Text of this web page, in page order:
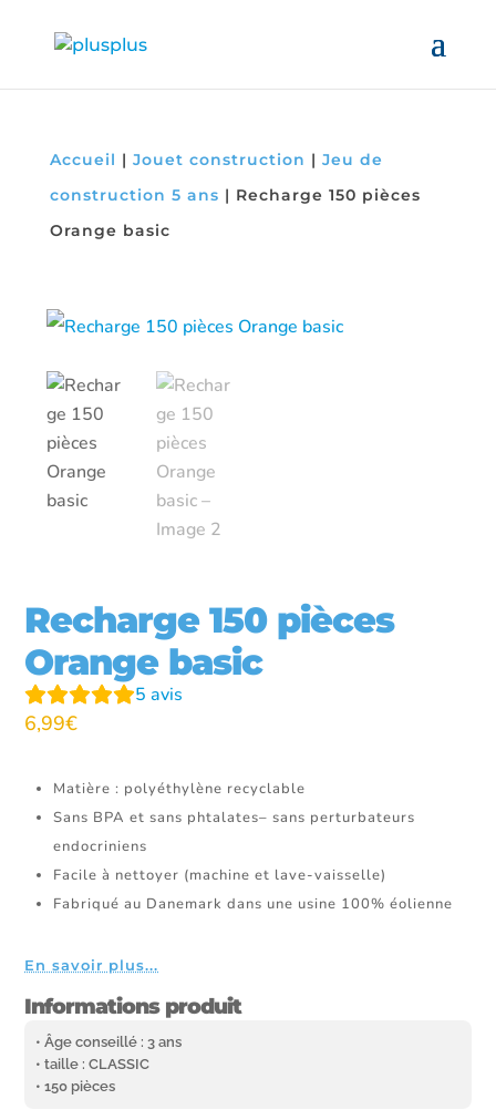
Accueil | Jouet construction | Jeu de
construction 5 ans | Recharge 150 pièces
Orange basic
Recharge 150 pièces
Orange basic
5 avis
6,99€
Matière : polyéthylène recyclable
Sans BPA et sans phtalates– sans perturbateurs
endocriniens
Facile à nettoyer (machine et lave-vaisselle)
Fabriqué au Danemark dans une usine 100% éolienne
En savoir plus...
Informations produit
• Âge conseillé : 3 ans
• taille : CLASSIC
• 150 pièces